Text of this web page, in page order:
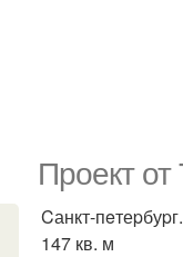
Проект
Cанкт-пeтеpбуpг.
147 кв. м